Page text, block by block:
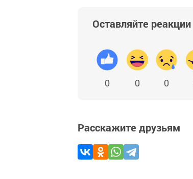
Оставляйте реакции
0 0 0
Расскажите друзьям